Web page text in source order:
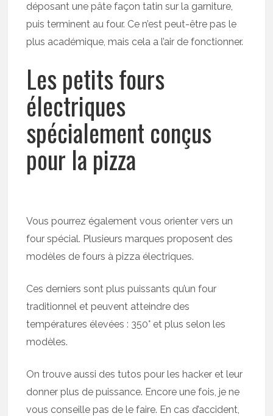
déposant une pâte façon tatin sur la garniture,
puis terminent au four. Ce n’est peut-être pas le
plus académique, mais cela a l’air de fonctionner.
Les petits fours
électriques
spécialement conçus
pour la pizza
Vous pourrez également vous orienter vers un
four spécial. Plusieurs marques proposent des
modèles de fours à pizza électriques.
Ces derniers sont plus puissants qu’un four
traditionnel et peuvent atteindre des
températures élevées : 350° et plus selon les
modèles.
On trouve aussi des tutos pour les hacker et leur
donner plus de puissance. Encore une fois, je ne
vous conseille pas de le faire. En cas d’accident,